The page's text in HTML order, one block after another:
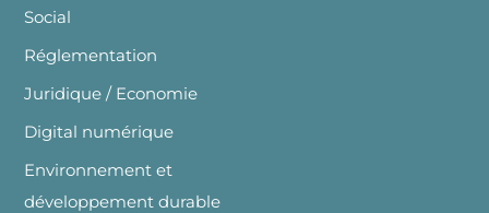
Social
Réglementation
Juridique / Economie
Digital numérique
Environnement et
développement durable